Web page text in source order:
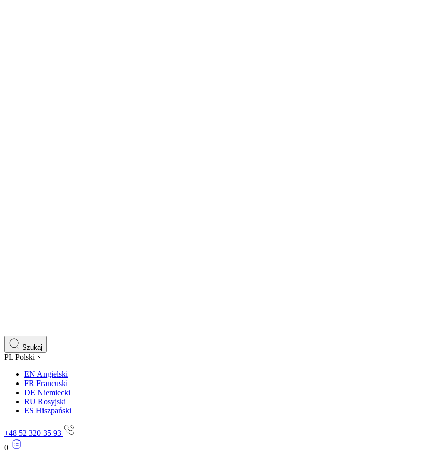
Szukaj
PL Polski
EN Angielski
FR Francuski
DE Niemiecki
RU Rosyjski
ES Hiszpański
+48 52 320 35 93
0